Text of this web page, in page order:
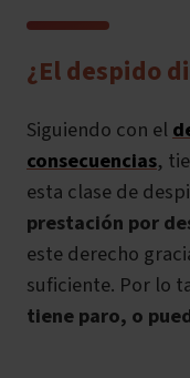
¿El despido
Siguiendo con el
consecuencias,
esta clase de
prestación por
este derecho
suficiente. Por lo
tiene paro, o